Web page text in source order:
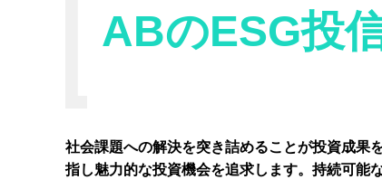
ABのESG投
社会課題への解決を突き詰めることが投資成果
指し魅力的な投資機会を追求します。持続可能